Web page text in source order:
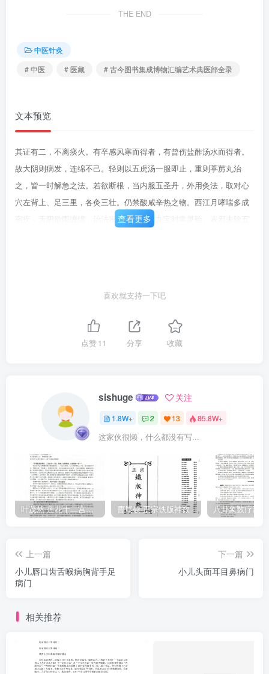
THE END
中医针灸
# 中医
# 医藏 # 古今图书集成博物汇编艺术典医部全录
文本预览
其证有二，不离痰火。有卒感风寒而得者，有曾伤盐酢汤水而得者。
故大阴则病发，连绵不己。轻则以五虎汤一服即止，重则葶苈丸治
之，皆一时解急之法。若欲断根，当内服五圣丹，外用灸法，取对心
穴左背上、足三里，各灸三壮。仍禁酸咸辛热之物。西江月哮喘多成
宿疾，天阴欲雨缠绵，治法发表又行痰，九宝时常灵验。表邪未除五
阿胶丸主之。如咳久连声不己，且口鼻俱出血者，治法以茅根汤主
之，甚效。如夏月得咳嗽者，以加味白虎汤治之，不可汗下。如欻喘
盛者，以利痰丸主之如咳嗽而呕吐者，以二陈汤加姜汁治之。如咳久
者，不治。面青而光，其气喘促哽气，又时常唇白如练，此肝气旺而
肺气绝，不治。一胸高而喘，肩动胸胁动，更加凉搐者，不治。一潮
热喘急咳之时，面青黑目上撺，血从口鼻出者，此木火旺盛而肺已
绝，不治。一面白或青，唇白目闭，闷乱头摇手摆，此肺将绝也，不
治。喉舌生痰，其声嘎者，不治，俱日久论。西江月肺乃五脏华盖，
皮毛易感风寒，初医发汗最为先，麻黄杏仁灵验。草果黄芩桔梗，石
膏薄荷人参，前胡枳壳腊茶煎，一服风寒发散。久咳不宜发散，化痰
何如？若还清利是中虚，只用抱龙医处。如果结闭实热，或因日久肺
虚，要分虚实不须拘，此是婴儿命主。久咳连声血出，清金降火为
佳，芩栀甘梗款冬花，知母二冬多下。去白陈皮枳壳，前胡地骨蒌
涎，化痰顺气最为先，气顺痰行喘减。顺气陈皮枳壳，化痰半夏天
南，黄芩栀子火邪干，桔梗茯苓开渗。久咳连声不止，面青目撺长
吁，胸高眉顖汗如珠，脸白唇青背曲。骨瘦如柴潮热，鼻高发燥神
查看更多
喜欢就支持一下吧
点赞11 分享 收藏
sishuge 关注
1.8W+ 2 13 85.8W+
这家伙很懒，什么都没有写...
叶茂然-莲花十二宫佛家奇门面授及答疑 曹展硕-正宗铁版神数
上一篇
小儿唇口齿舌喉病胸背手足
病门
下一篇
小儿头面耳目鼻病门
相关推荐